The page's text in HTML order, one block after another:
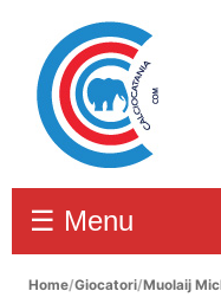
☰ Menu
Home/Giocatori/Muolaij